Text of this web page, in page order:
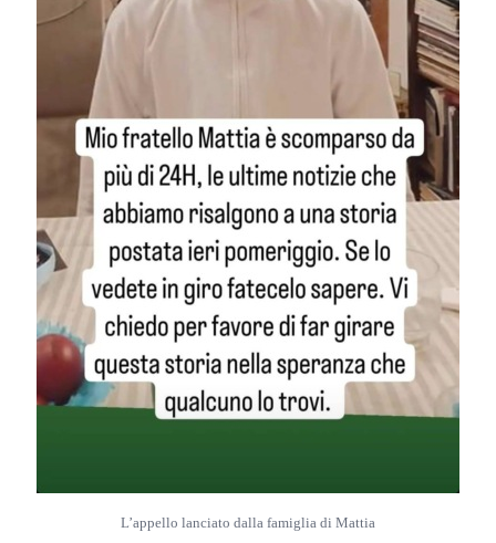
L’appello lanciato dalla famiglia di Mattia